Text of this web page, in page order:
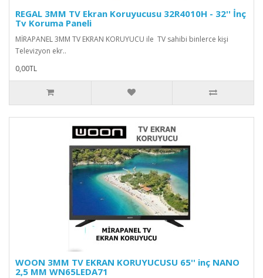
REGAL 3MM TV Ekran Koruyucusu 32R4010H - 32'' İnç
Tv Koruma Paneli
MİRAPANEL 3MM TV EKRAN KORUYUCU ile TV sahibi binlerce kişi
Televizyon ekr..
0,00TL
WOON 3MM TV EKRAN KORUYUCUSU 65'' inç NANO
2,5 MM WN65LEDA71